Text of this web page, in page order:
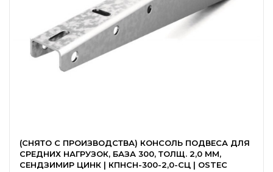
(СНЯТО С ПРОИЗВОДСТВА) КОНСОЛЬ ПОДВЕСА ДЛЯ
СРЕДНИХ НАГРУЗОК, БАЗА 300, ТОЛЩ. 2,0 ММ,
СЕНДЗИМИР ЦИНК | КПНСН-300-2,0-СЦ | OSTEC